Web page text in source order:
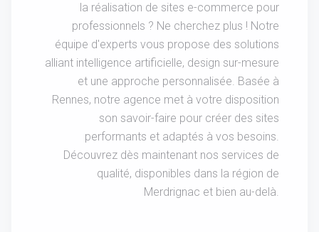
la réalisation de sites e-commerce pour
professionnels ? Ne cherchez plus ! Notre
équipe d'experts vous propose des solutions
alliant intelligence artificielle, design sur-mesure
et une approche personnalisée. Basée à
Rennes, notre agence met à votre disposition
son savoir-faire pour créer des sites
performants et adaptés à vos besoins.
Découvrez dès maintenant nos services de
qualité, disponibles dans la région de
Merdrignac et bien au-delà.